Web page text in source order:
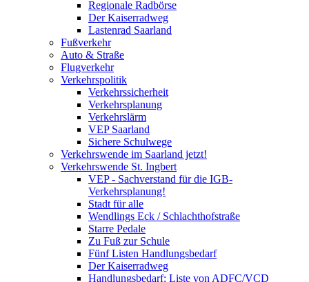
Regionale Radbörse
Der Kaiserradweg
Lastenrad Saarland
Fußverkehr
Auto & Straße
Flugverkehr
Verkehrspolitik
Verkehrssicherheit
Verkehrsplanung
Verkehrslärm
VEP Saarland
Sichere Schulwege
Verkehrswende im Saarland jetzt!
Verkehrswende St. Ingbert
VEP - Sachverstand für die IGB-
Verkehrsplanung!
Stadt für alle
Wendlings Eck / Schlachthofstraße
Starre Pedale
Zu Fuß zur Schule
Fünf Listen Handlungsbedarf
Der Kaiserradweg
Handlungsbedarf: Liste von ADFC/VCD